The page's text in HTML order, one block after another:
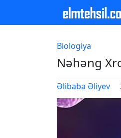
Biologiya
Nəhəng
Əlibaba Əliyev